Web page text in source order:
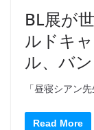
BL展が
ルドキ
ル、バ
「昼寝シアン
Read More